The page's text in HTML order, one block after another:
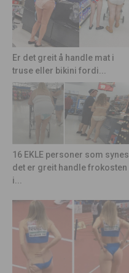
Er det greit å handle mat i
truse eller bikini fordi...
16 EKLE personer som synes
det er greit handle frokosten
i...